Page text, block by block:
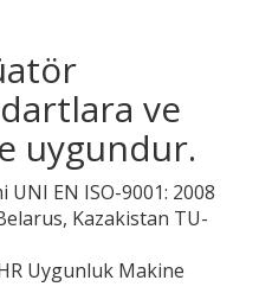
ve
uygundur.
UNI EN ISO-9001: 2008
Kazakistan TU-
Uygunluk Makine